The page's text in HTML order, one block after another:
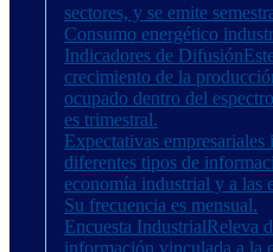
sectores, y se emite
Consumo energético
Indicadores de Difusión
crecimiento de la
ocupado dentro del
es trimestral.
Expectativas empresariales
diferentes tipos de
economía industrial y a las
Su frecuencia es mensual.
Encuesta IndustrialReleva